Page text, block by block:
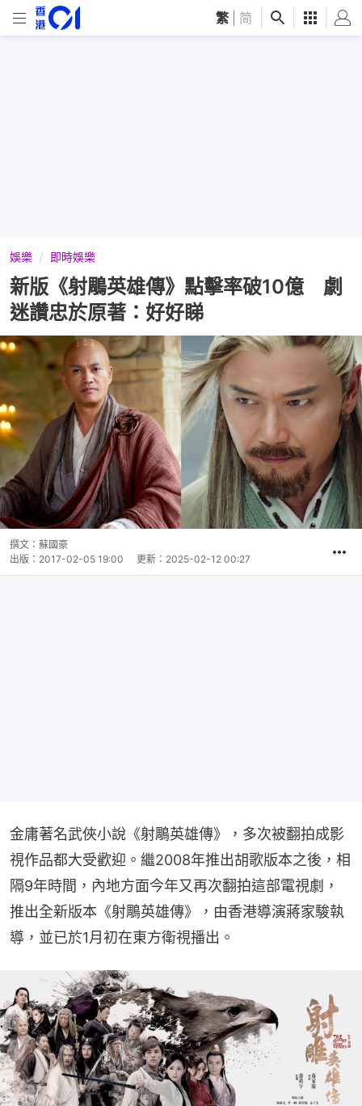
繁 简
娛樂 即時娛樂
新版《射鵰英雄傳》點擊率破10億 劇
迷讚忠於原著：好好睇
撰文： 蘇國豪
出版： 2017-02-05 19:00 更新： 2025-02-12 00:27
金庸著名武俠小說《射鵰英雄傳》，多次被翻拍成影
視作品都大受歡迎。繼2008年推出胡歌版本之後，相
隔9年時間，內地方面今年又再次翻拍這部電視劇，
推出全新版本《射鵰英雄傳》，由香港導演蔣家駿執
導，並已於1月初在東方衛視播出。